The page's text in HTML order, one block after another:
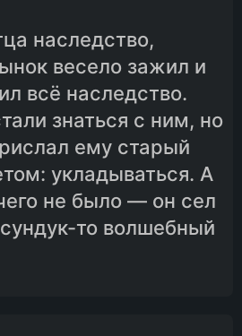
наследство,
весело зажил и
всё наследство.
знаться с ним, но
ему старый
укладываться. А
не было — он сел
то волшебный